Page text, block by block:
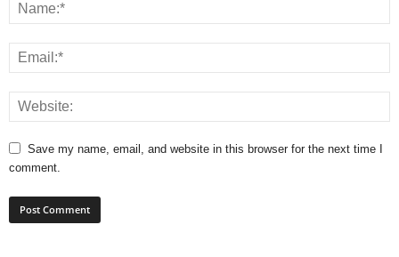
Save my name, email, and website in this browser for the next time I
comment.